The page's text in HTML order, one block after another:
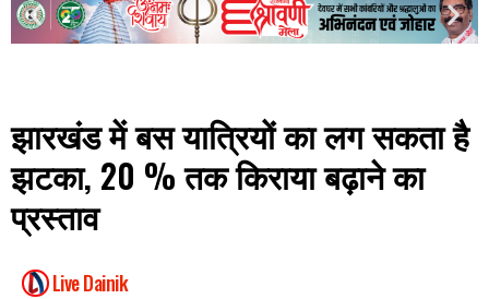
झारखंड में बस यात्रियों का लग सकता है
झटका, 20 % तक किराया बढ़ाने का
प्रस्ताव
Live Dainik